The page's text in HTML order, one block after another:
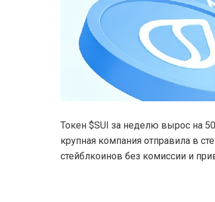
Токен $SUI за неделю вырос на
крупная компания отправила в
стейблкоинов без комиссии и